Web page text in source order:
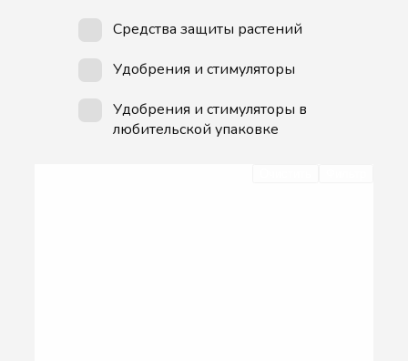
Средства защиты растений
Удобрения и стимуляторы
Удобрения и стимуляторы в
любительской упаковке